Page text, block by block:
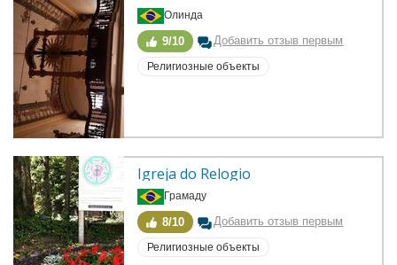
Олинда
9/10 Добавить отзыв первым
Религиозные объекты
Igreja do Relogio
Грамаду
8/10 Добавить отзыв первым
Религиозные объекты